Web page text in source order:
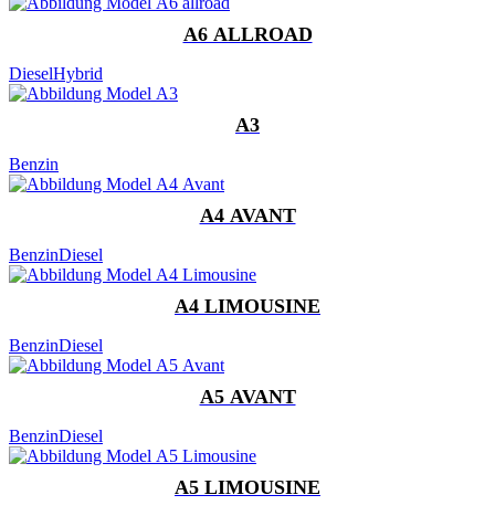
A6 ALLROAD
DieselHybrid
A3
Benzin
A4 AVANT
BenzinDiesel
A4 LIMOUSINE
BenzinDiesel
A5 AVANT
BenzinDiesel
A5 LIMOUSINE